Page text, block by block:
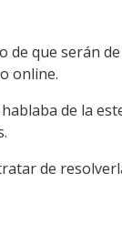
que serán
online.
de la
de